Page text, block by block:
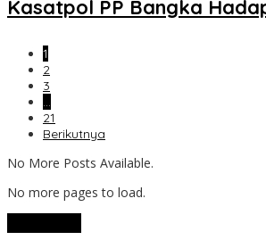
Kasatpol PP Bangka
1
2
3
…
21
Berikutnya
No More Posts Available.
No more pages to load.